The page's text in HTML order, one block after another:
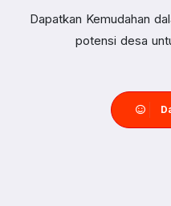
Dapatkan Kemudahan
potensi desa